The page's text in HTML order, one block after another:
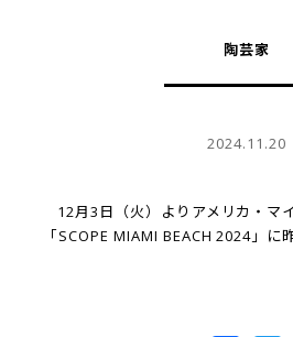
陶芸家
2024.11.20
12月3日（火）よりアメリカ・マ
「SCOPE MIAMI BEACH 2024」に